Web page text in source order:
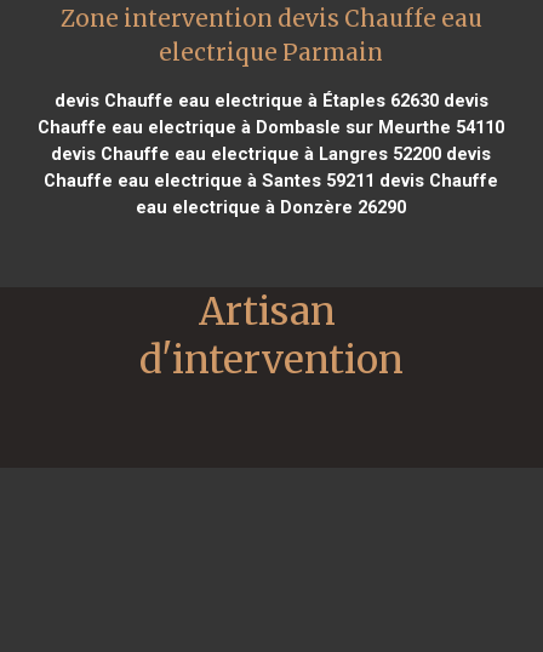
Zone intervention devis Chauffe eau
electrique Parmain
devis Chauffe eau electrique à Étaples 62630devis
Chauffe eau electrique à Dombasle sur Meurthe 54110
devis Chauffe eau electrique à Langres 52200 devis
Chauffe eau electrique à Santes 59211 devis Chauffe
eau electrique à Donzère 26290
Artisan
d'intervention